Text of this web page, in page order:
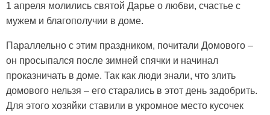
1 апреля молились святой Дарье о любви, счастье с
мужем и благополучии в доме.
Параллельно с этим праздником, почитали Домового –
он просыпался после зимней спячки и начинал
проказничать в доме. Так как люди знали, что злить
домового нельзя – его старались в этот день задобрить.
Для этого хозяйки ставили в укромное место кусочек